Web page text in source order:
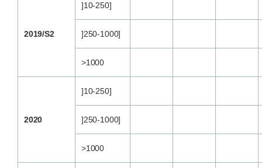
2019/S2
]10-250]
]250-1000]
>1000
2020
]10-250]
]250-1000]
>1000